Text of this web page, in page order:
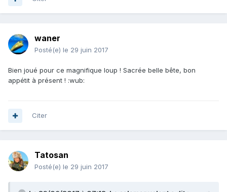
waner
Posté(e) le 29 juin 2017
Bien joué pour ce magnifique loup ! Sacrée belle bête, bon
appétit à présent ! :wub:
Citer
Tatosan
Posté(e) le 29 juin 2017